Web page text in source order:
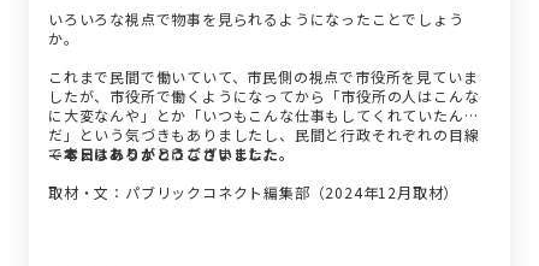
いろいろな視点で物事を見られるようになったことでしょう
か。
これまで民間で働いていて、市民側の視点で市役所を見ていま
したが、市役所で働くようになってから「市役所の人はこんな
に大変なんや」とか「いつもこんな仕事もしてくれていたん
だ」という気づきもありましたし、民間と行政それぞれの目線
で考えられるようになりました。
—本日はありがとうございました。
取材・文：パブリックコネクト編集部（2024年12月取材）